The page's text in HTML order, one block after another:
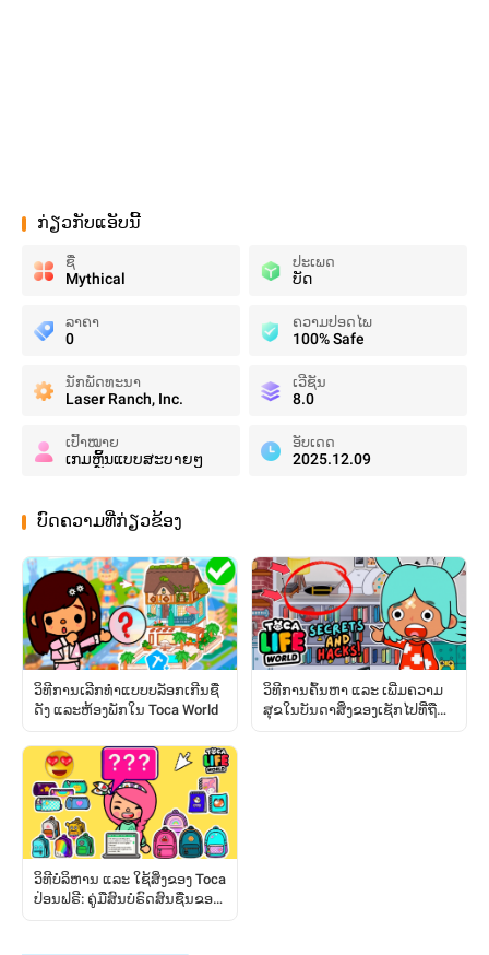
ກ່ຽວກັບແອັບນີ້
ຊື່
Mythical
ປະເພດ
ບັດ
ລາຄາ
0
ຄວາມປອດໄພ
100% Safe
ນັກພັດທະນາ
Laser Ranch, Inc.
ເວີຊັນ
8.0
ເປົ້າໝາຍ
ເກມຫຼິ້ນແບບສະບາຍໆ
ອັບເດດ
2025.12.09
ບົດຄວາມທີ່ກ່ຽວຂ້ອງ
ວິທີການເລີກທຳແບບບລັອກເກີນຊື່
ດັງ ແລະຫ້ອງພັກໃນ Toca World
ວິທີການຄົ້ນຫາ ແລະ ເພີ່ມຄວາມ
ສຸຂໃນບັນດາສິ່ງຂອງເຊັກໄປທີ່ຖືກ
ວິທີບໍລິຫານ ແລະ ໃຊ້ສິ່ງຂອງ Toca
ປ່ອນຟຣີ: ຄູ່ມືສົນບໍຣົດສົນຊື່ນຂອງ